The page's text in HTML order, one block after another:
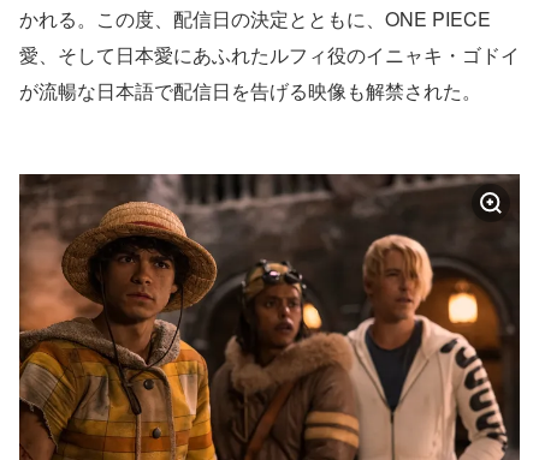
かれる。この度、配信日の決定とともに、ONE PIECE
愛、そして日本愛にあふれたルフィ役のイニャキ・ゴドイ
が流暢な日本語で配信日を告げる映像も解禁された。